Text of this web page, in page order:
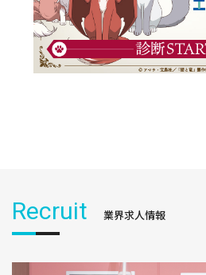
Recruit 業界求人情報